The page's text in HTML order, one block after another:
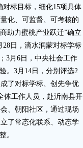
对标目标，细化15项具体
化、可监督、可考核的
助力蜜桃产业跃迁”确立
28日，滴水润蒙对标学标
3月6日，中央社会工作
。3月14日，分别评选2
了对标学标、创先争优
体工作人员，赴沂南县开
、朝阳社区，通过现场
了常态化联系、动态学
。